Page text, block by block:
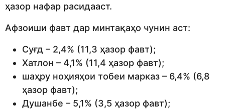
ҳазор нафар расидааст.
Афзоиши фавт дар минтақаҳо чунин аст:
Суғд – 2,4% (11,3 ҳазор фавт);
Хатлон – 4,1% (11,4 ҳазор фавт);
шаҳру ноҳияҳои тобеи марказ – 6,4% (6,8
ҳазор фавт);
Душанбе – 5,1% (3,5 ҳазор фавт);